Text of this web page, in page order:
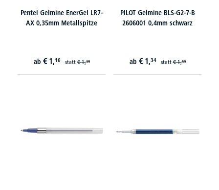
Pentel Gelmine EnerGel LR7-
AX 0,35mm Metallspitze
ab € 1,16 statt€ 1,39
PILOT Gelmine BLS-G2-7-B
2606001 0,4mm schwarz
ab € 1,34 statt€ 1,59